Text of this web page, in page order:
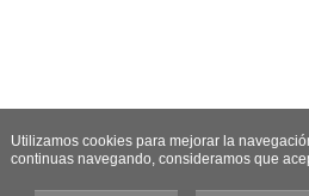
Utilizamos cookies para mejorar la
continuas navegando, consideramos que